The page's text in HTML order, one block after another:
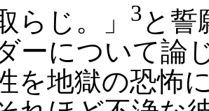
らじ。」
3と誓
ーについて論
を地獄の恐怖